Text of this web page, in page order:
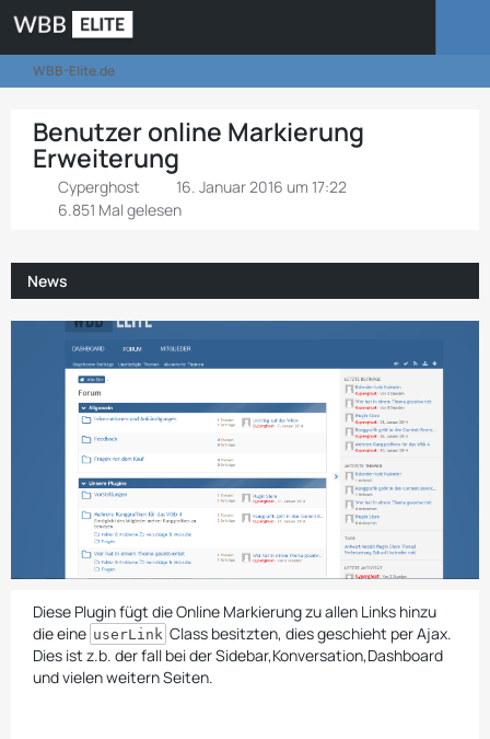
WBB-Elite.de
Benutzer online Markierung
Erweiterung
Cyperghost
16. Januar 2016 um 17:22
6.851 Mal gelesen
News
Diese Plugin fügt die Online Markierung zu allen Links hinzu
die eine userLink Class besitzten, dies geschieht per Ajax.
Dies ist z.b. der fall bei der Sidebar,Konversation,Dashboard
und vielen weitern Seiten.